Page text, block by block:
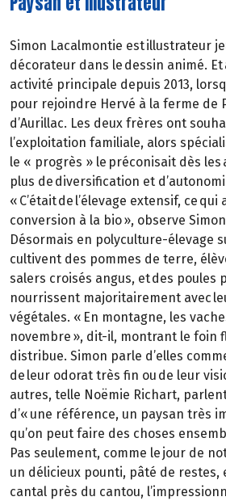
Simon Lacalmontie est illustrateur
décorateur dans le dessin animé.
activité principale depuis 2013,
pour rejoindre Hervé à la ferme de
d’Aurillac. Les deux frères ont
l’exploitation familiale, alors
le « progrès » le préconisait dès les
plus de diversification et
« C’était de l’élevage extensif, ce qui
conversion à la bio », observe
Désormais en polyculture-élevage
cultivent des pommes de terre,
salers croisés angus, et des poules
nourrissent majoritairement avec
végétales. « En montagne, les
novembre », dit-il, montrant le foin
distribue. Simon parle d’elles
de leur odorat très fin ou de leur
autres, telle Noëmie Richart,
d’« une référence, un paysan très
qu’on peut faire des choses
Pas seulement, comme le jour de
un délicieux pounti, pâté de restes,
cantal près du cantou,